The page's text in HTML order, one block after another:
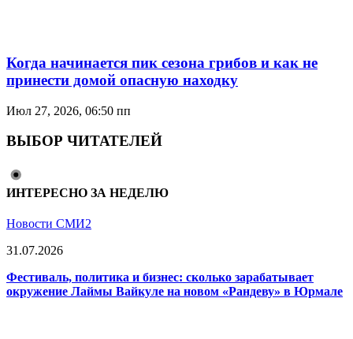
Когда начинается пик сезона грибов и как не
принести домой опасную находку
Июл 27, 2026, 06:50 пп
ВЫБОР ЧИТАТЕЛЕЙ
ИНТЕРЕСНО ЗА НЕДЕЛЮ
Новости СМИ2
31.07.2026
Фестиваль, политика и бизнес: сколько зарабатывает
окружение Лаймы Вайкуле на новом «Рандеву» в Юрмале